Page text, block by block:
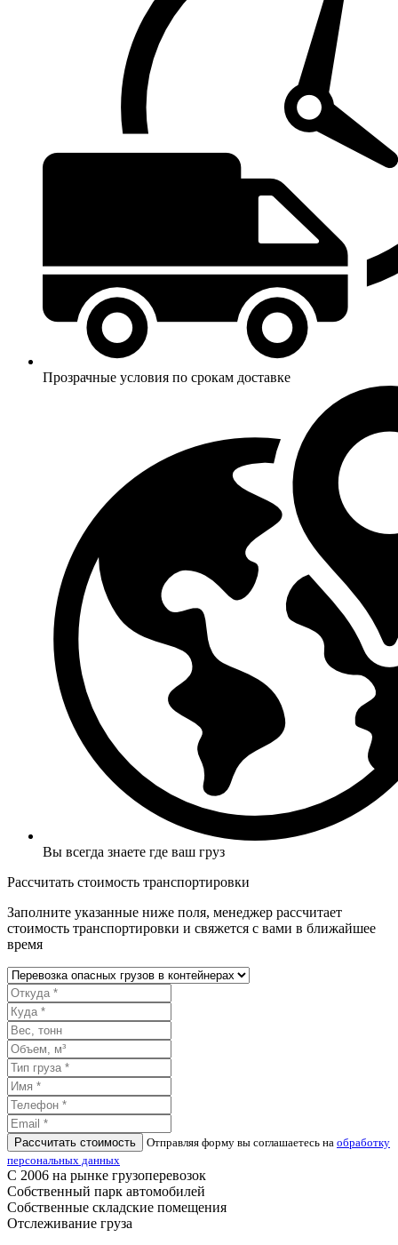
Прозрачные условия по срокам доставке
Вы всегда знаете где ваш груз
Рассчитать стоимость транспортировки
Заполните указанные ниже поля, менеджер рассчитает
стоимость транспортировки и свяжется с вами в ближайшее
время
Рассчитать стоимость Отправляя форму вы соглашаетесь на обработку
персональных данных
С 2006 на рынке грузоперевозок
Собственный парк автомобилей
Собственные складские помещения
Отслеживание груза